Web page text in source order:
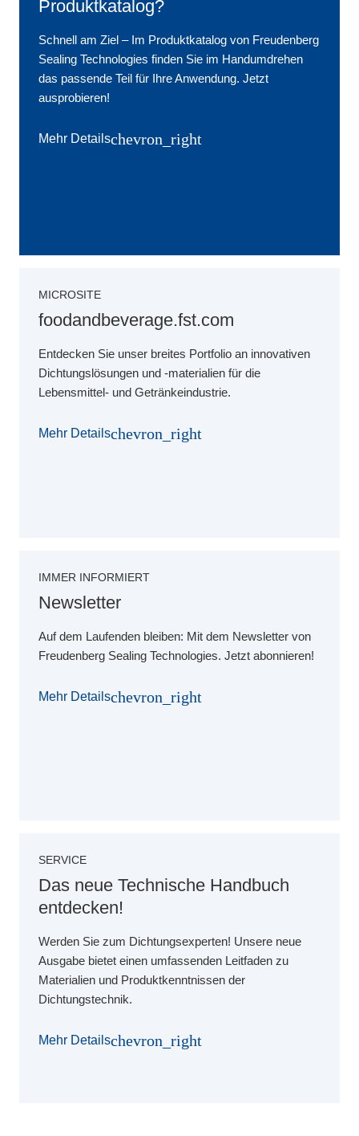
Produktkatalog?
Schnell am Ziel ‒ Im Produktkatalog von Freudenberg
Sealing Technologies finden Sie im Handumdrehen
das passende Teil für Ihre Anwendung. Jetzt
ausprobieren!
Mehr Detailschevron_right
MICROSITE
foodandbeverage.fst.com
Entdecken Sie unser breites Portfolio an innovativen
Dichtungslösungen und -materialien für die
Lebensmittel- und Getränkeindustrie.
Mehr Detailschevron_right
IMMER INFORMIERT
Newsletter
Auf dem Laufenden bleiben: Mit dem Newsletter von
Freudenberg Sealing Technologies. Jetzt abonnieren!
Mehr Detailschevron_right
SERVICE
Das neue Technische Handbuch
entdecken!
Werden Sie zum Dichtungsexperten! Unsere neue
Ausgabe bietet einen umfassenden Leitfaden zu
Materialien und Produktkenntnissen der
Dichtungstechnik.
Mehr Detailschevron_right